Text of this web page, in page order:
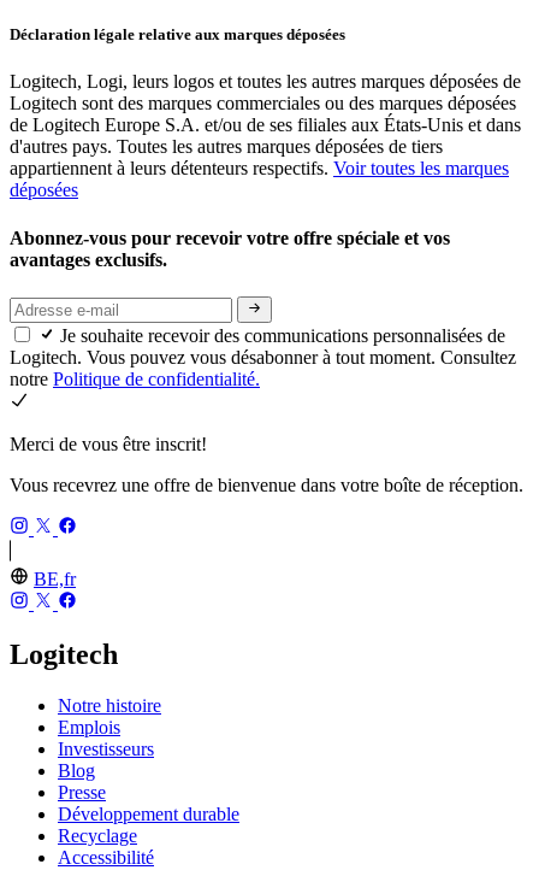
Déclaration légale relative aux marques déposées
Logitech, Logi, leurs logos et toutes les autres marques déposées de
Logitech sont des marques commerciales ou des marques déposées
de Logitech Europe S.A. et/ou de ses filiales aux États-Unis et dans
d'autres pays. Toutes les autres marques déposées de tiers
appartiennent à leurs détenteurs respectifs. Voir toutes les marques
déposées
Abonnez-vous pour recevoir votre offre spéciale et vos
avantages exclusifs.
Je souhaite recevoir des communications personnalisées de
Logitech. Vous pouvez vous désabonner à tout moment. Consultez
notre Politique de confidentialité.
Merci de vous être inscrit!
Vous recevrez une offre de bienvenue dans votre boîte de réception.
BE,fr
Logitech
Notre histoire
Emplois
Investisseurs
Blog
Presse
Développement durable
Recyclage
Accessibilité